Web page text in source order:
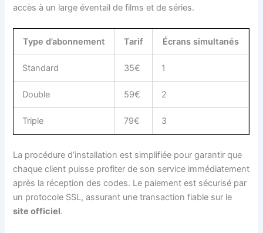
accès à un large éventail de films et de séries.
Type d’abonnement Tarif Écrans simultanés
Standard 35€ 1
Double 59€ 2
Triple 79€ 3
La procédure d’installation est simplifiée pour garantir que
chaque client puisse profiter de son service immédiatement
après la réception des codes. Le paiement est sécurisé par
un protocole SSL, assurant une transaction fiable sur le
site officiel.